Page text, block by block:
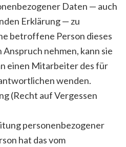
Daten — auch
Erklärung — zu
betroffene Person dieses
nehmen, kann sie
einen Mitarbeiter des für
wenden.
(Recht auf Vergessen
personenbezogener
hat das vom